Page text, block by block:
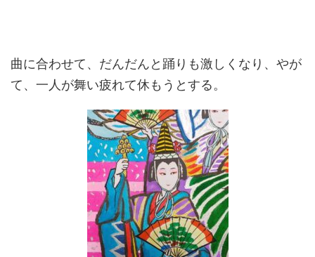
曲に合わせて、だんだんと踊りも激しくなり、やが
て、一人が舞い疲れて休もうとする。